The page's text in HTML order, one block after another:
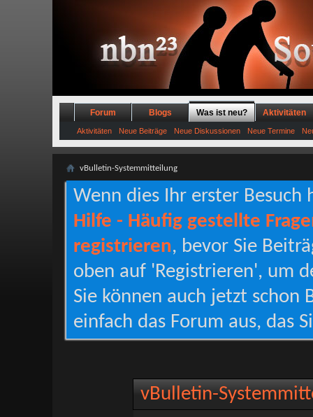
Forum Blogs Was ist neu?
Aktivitäten Neue Beiträge Neue Diskussionen Neue Termine
Aktivitäten
vBulletin-Systemmitteilung
Wenn dies Ihr erster Besuch
Hilfe - Häufig gestellte
registrieren, bevor Sie
oben auf 'Registrieren', um
Sie können auch jetzt schon
einfach das Forum aus, das
vBulletin-